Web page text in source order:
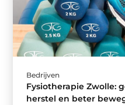
Bedrijven
Fysiotherapie Zwolle:
herstel en beter